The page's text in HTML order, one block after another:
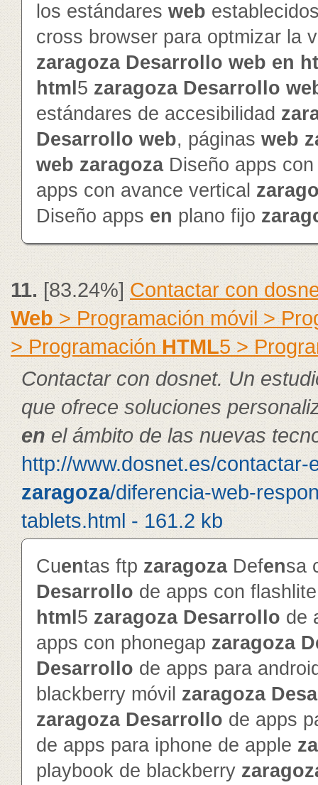
los estándares web
cross browser para optmizar la
zaragoza Desarrollo web en
html 5 zaragoza Desarrollo
estándares de accesibilidad
Desarrollo web, páginas web
web zaragozaDiseño apps
apps con avance vertical
Diseño apps en plano fijo
11.[83.24%]Contactar con
Web> Programación móvil >
> ProgramaciónHTML5 >
Contactar con dosnet. Un
que ofrece soluciones
enel ámbito de las nuevas
http://www.dosnet.es/contactar-
zaragoza/diferencia-web-
tablets.html - 161.2 kb
Cuentas ftp zaragozaDefensa
Desarrollo de apps con
html 5 zaragoza Desarrollo de
apps con phonegap zaragoza
Desarrollo de apps para
blackberry móvil zaragoza
zaragoza Desarrollo de apps
de apps para iphone de apple
playbook de blackberry